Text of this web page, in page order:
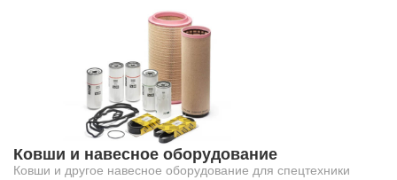
Ковши и навесное оборудование
Ковши и другое навесное оборудование для спецтехники